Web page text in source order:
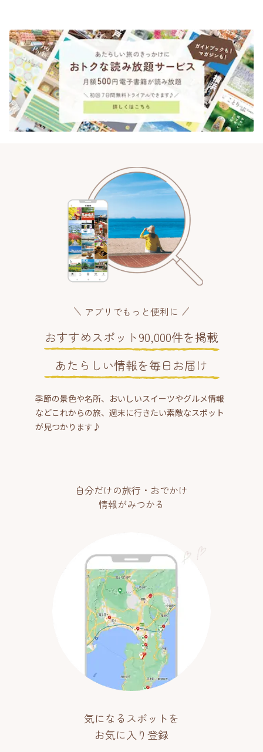
アプリでもっと便利に
おすすめスポット90,000件を掲載
あたらしい情報を毎日お届け
季節の景色や名所、おいしいスイーツやグルメ情報
などこれからの旅、週末に行きたい素敵なスポット
が見つかります♪
自分だけの旅行・おでかけ
情報がみつかる
気になるスポットを
お気に入り登録